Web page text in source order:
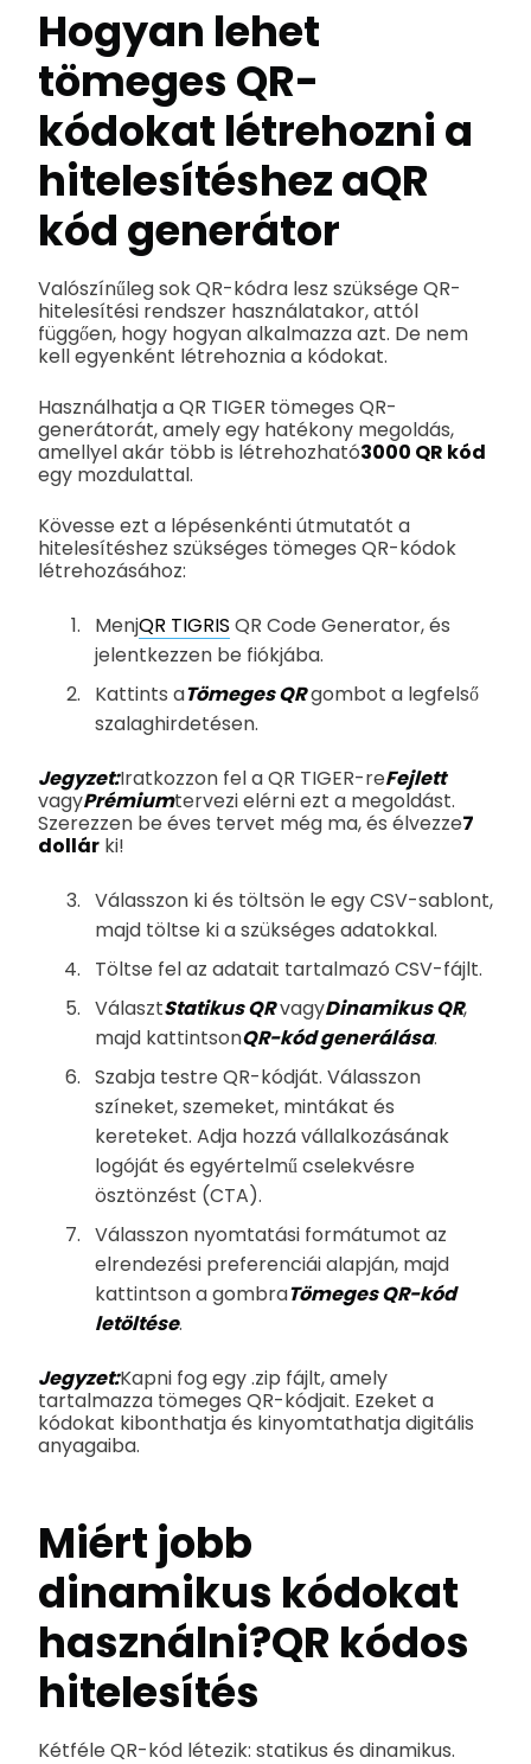
Hogyan lehet
tömeges QR-
kódokat létrehozni a
hitelesítéshez aQR
kód generátor
Valószínűleg sok QR-kódra lesz szüksége QR-
hitelesítési rendszer használatakor, attól
függően, hogy hogyan alkalmazza azt. De nem
kell egyenként létrehoznia a kódokat.
Használhatja a QR TIGER tömeges QR-
generátorát, amely egy hatékony megoldás,
amellyel akár több is létrehozható3000 QR kód
egy mozdulattal.
Kövesse ezt a lépésenkénti útmutatót a
hitelesítéshez szükséges tömeges QR-kódok
létrehozásához:
MenjQR TIGRIS QR Code Generator, és
jelentkezzen be fiókjába.
Kattints aTömeges QRgombot a legfelső
szalaghirdetésen.
Jegyzet:Iratkozzon fel a QR TIGER-reFejlett
vagyPrémiumtervezi elérni ezt a megoldást.
Szerezzen be éves tervet még ma, és élvezze7
dollár ki!
Válasszon ki és töltsön le egy CSV-sablont,
majd töltse ki a szükséges adatokkal.
Töltse fel az adatait tartalmazó CSV-fájlt.
VálasztStatikus QRvagyDinamikus QR,
majd kattintsonQR-kód generálása.
Szabja testre QR-kódját. Válasszon
színeket, szemeket, mintákat és
kereteket. Adja hozzá vállalkozásának
logóját és egyértelmű cselekvésre
ösztönzést (CTA).
Válasszon nyomtatási formátumot az
elrendezési preferenciái alapján, majd
kattintson a gombraTömeges QR-kód
letöltése.
Jegyzet:Kapni fog egy .zip fájlt, amely
tartalmazza tömeges QR-kódjait. Ezeket a
kódokat kibonthatja és kinyomtathatja digitális
anyagaiba.
Miért jobb
dinamikus kódokat
használni?QR kódos
hitelesítés
Kétféle QR-kód létezik: statikus és dinamikus.